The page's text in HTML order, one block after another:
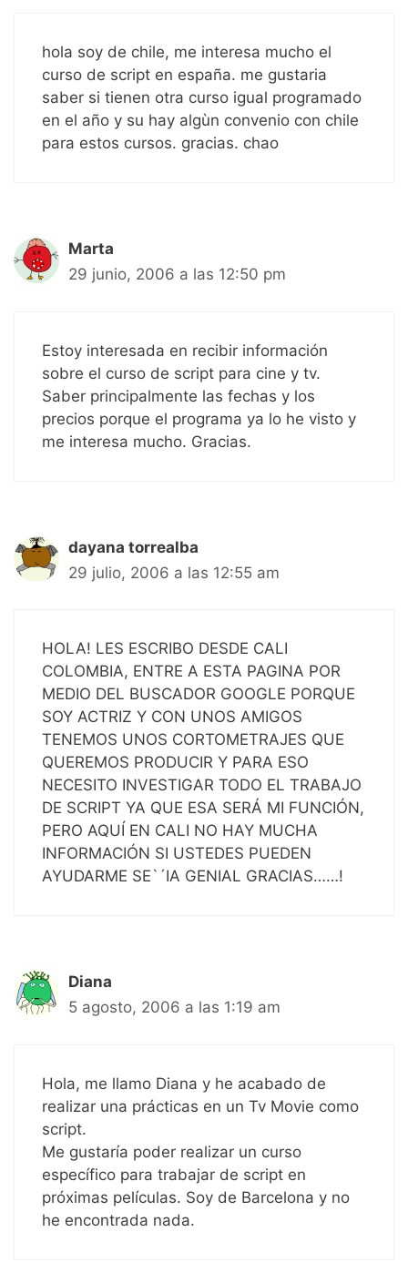
hola soy de chile, me interesa mucho el
curso de script en españa. me gustaria
saber si tienen otra curso igual programado
en el año y su hay algùn convenio con chile
para estos cursos. gracias. chao
Marta
29 junio, 2006 a las 12:50 pm
Estoy interesada en recibir información
sobre el curso de script para cine y tv.
Saber principalmente las fechas y los
precios porque el programa ya lo he visto y
me interesa mucho. Gracias.
dayana torrealba
29 julio, 2006 a las 12:55 am
HOLA! LES ESCRIBO DESDE CALI
COLOMBIA, ENTRE A ESTA PAGINA POR
MEDIO DEL BUSCADOR GOOGLE PORQUE
SOY ACTRIZ Y CON UNOS AMIGOS
TENEMOS UNOS CORTOMETRAJES QUE
QUEREMOS PRODUCIR Y PARA ESO
NECESITO INVESTIGAR TODO EL TRABAJO
DE SCRIPT YA QUE ESA SERÁ MI FUNCIÓN,
PERO AQUÍ EN CALI NO HAY MUCHA
INFORMACIÓN SI USTEDES PUEDEN
AYUDARME SE`´IA GENIAL GRACIAS……!
Diana
5 agosto, 2006 a las 1:19 am
Hola, me llamo Diana y he acabado de
realizar una prácticas en un Tv Movie como
script.
Me gustaría poder realizar un curso
específico para trabajar de script en
próximas películas. Soy de Barcelona y no
he encontrada nada.